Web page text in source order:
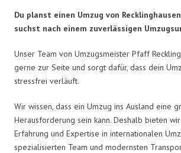
Du planst einen Umzug von
suchst nach einem zuverlässigen
Unser Team von Umzugsmeister Pfaff
gerne zur Seite und sorgt dafür, dass dein
stressfrei verläuft.
Wir wissen, dass ein Umzug ins Ausland eine
Herausforderung sein kann. Deshalb bieten
Erfahrung und Expertise in internationalen
spezialisierten Team und modernsten